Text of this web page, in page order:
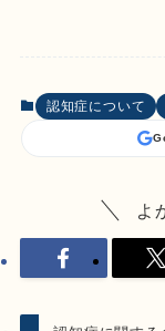
認知症について
よ